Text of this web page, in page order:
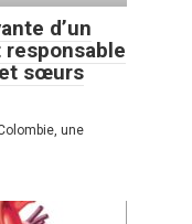
d’un
sœurs
une